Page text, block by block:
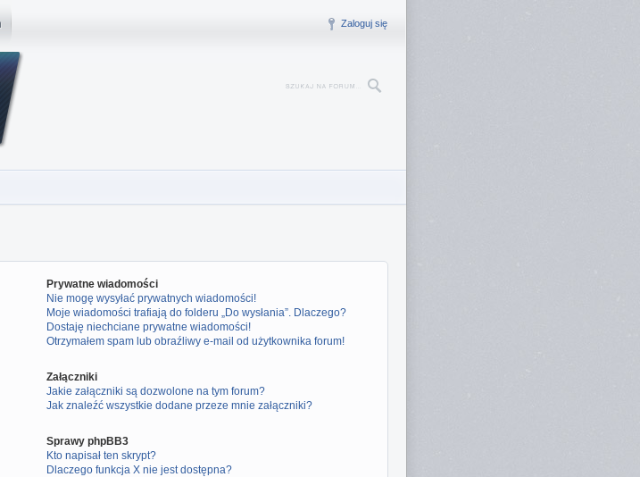
Zaloguj się
Prywatne wiadomości
Nie mogę wysyłać prywatnych wiadomości!
Moje wiadomości trafiają do folderu „Do wysłania”. Dlaczego?
Dostaję niechciane prywatne wiadomości!
Otrzymałem spam lub obraźliwy e-mail od użytkownika forum!
Załączniki
Jakie załączniki są dozwolone na tym forum?
Jak znaleźć wszystkie dodane przeze mnie załączniki?
Sprawy phpBB3
Kto napisał ten skrypt?
Dlaczego funkcja X nie jest dostępna?